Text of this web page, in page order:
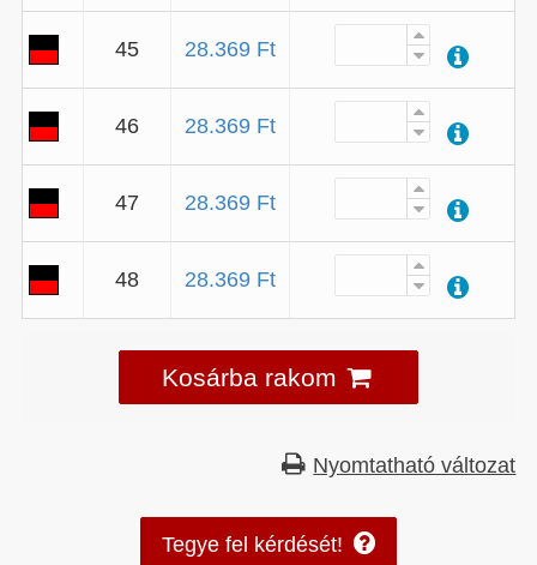
45 28.369 Ft
46 28.369 Ft
47 28.369 Ft
48 28.369 Ft
Kosárba rakom
Nyomtatható változat
Tegye fel kérdését!